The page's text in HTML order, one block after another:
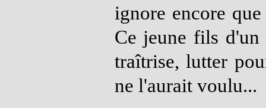
ignore encore
Ce jeune fils
traîtrise, lutter
ne l'aurait voulu...